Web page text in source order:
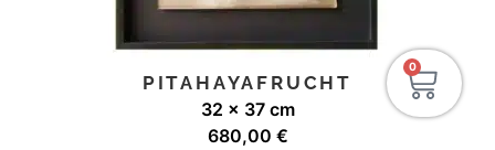
PITAHAYAFRUCHT
32 x 37 cm
680,00 €
0